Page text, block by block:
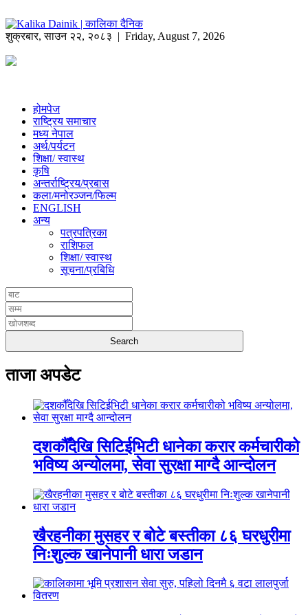
शुक्रबार,साउन २२, २०८३ | Friday, August 7, 2026
होमपेज
राष्ट्रिय समाचार
मध्य नेपाल
अर्थ/पर्यटन
शिक्षा/ स्वास्थ
कृषि
अन्तर्राष्ट्रिय/प्रबास
कला/मनोरञ्जन/फिल्म
ENGLISH
अन्य
पत्रपत्रिका
राशिफल
शिक्षा/ स्वास्थ
सूचना/प्रबिधि
ताजा अपडेट
दशकौँदेखि सिटिईभिटी धानेका करार कर्मचारीको
भविष्य अन्योलमा, सेवा सुरक्षा माग्दै आन्दोलन
खैरहनीका मुसहर र बोटे बस्तीका ८६ घरधुरीमा
निःशुल्क खानेपानी धारा जडान